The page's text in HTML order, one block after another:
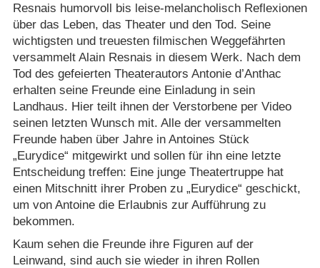
Resnais humorvoll bis leise-melancholisch Reflexionen
über das Leben, das Theater und den Tod. Seine
wichtigsten und treuesten filmischen Weggefährten
versammelt Alain Resnais in diesem Werk. Nach dem
Tod des gefeierten Theaterautors Antonie d’Anthac
erhalten seine Freunde eine Einladung in sein
Landhaus. Hier teilt ihnen der Verstorbene per Video
seinen letzten Wunsch mit. Alle der versammelten
Freunde haben über Jahre in Antoines Stück
„Eurydice“ mitgewirkt und sollen für ihn eine letzte
Entscheidung treffen: Eine junge Theatertruppe hat
einen Mitschnitt ihrer Proben zu „Eurydice“ geschickt,
um von Antoine die Erlaubnis zur Aufführung zu
bekommen.
Kaum sehen die Freunde ihre Figuren auf der
Leinwand, sind auch sie wieder in ihren Rollen